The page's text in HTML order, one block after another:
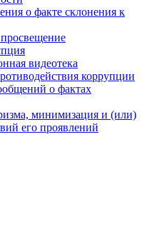
о факте склонения к
видеотека
коррупции
о фактах
минимизация и (или)
его проявлений